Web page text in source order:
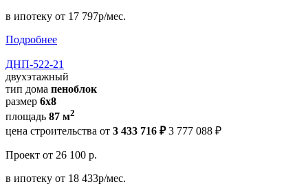
в ипотеку от 17 797р/мес.
Подробнее
ДНП-522-21
двухэтажный
тип дома пеноблок
размер 6х8
площадь 87 м2
цена строительства от 3 433 716 ₽ 3 777 088 ₽
Проект от 26 100 р.
в ипотеку от 18 433р/мес.